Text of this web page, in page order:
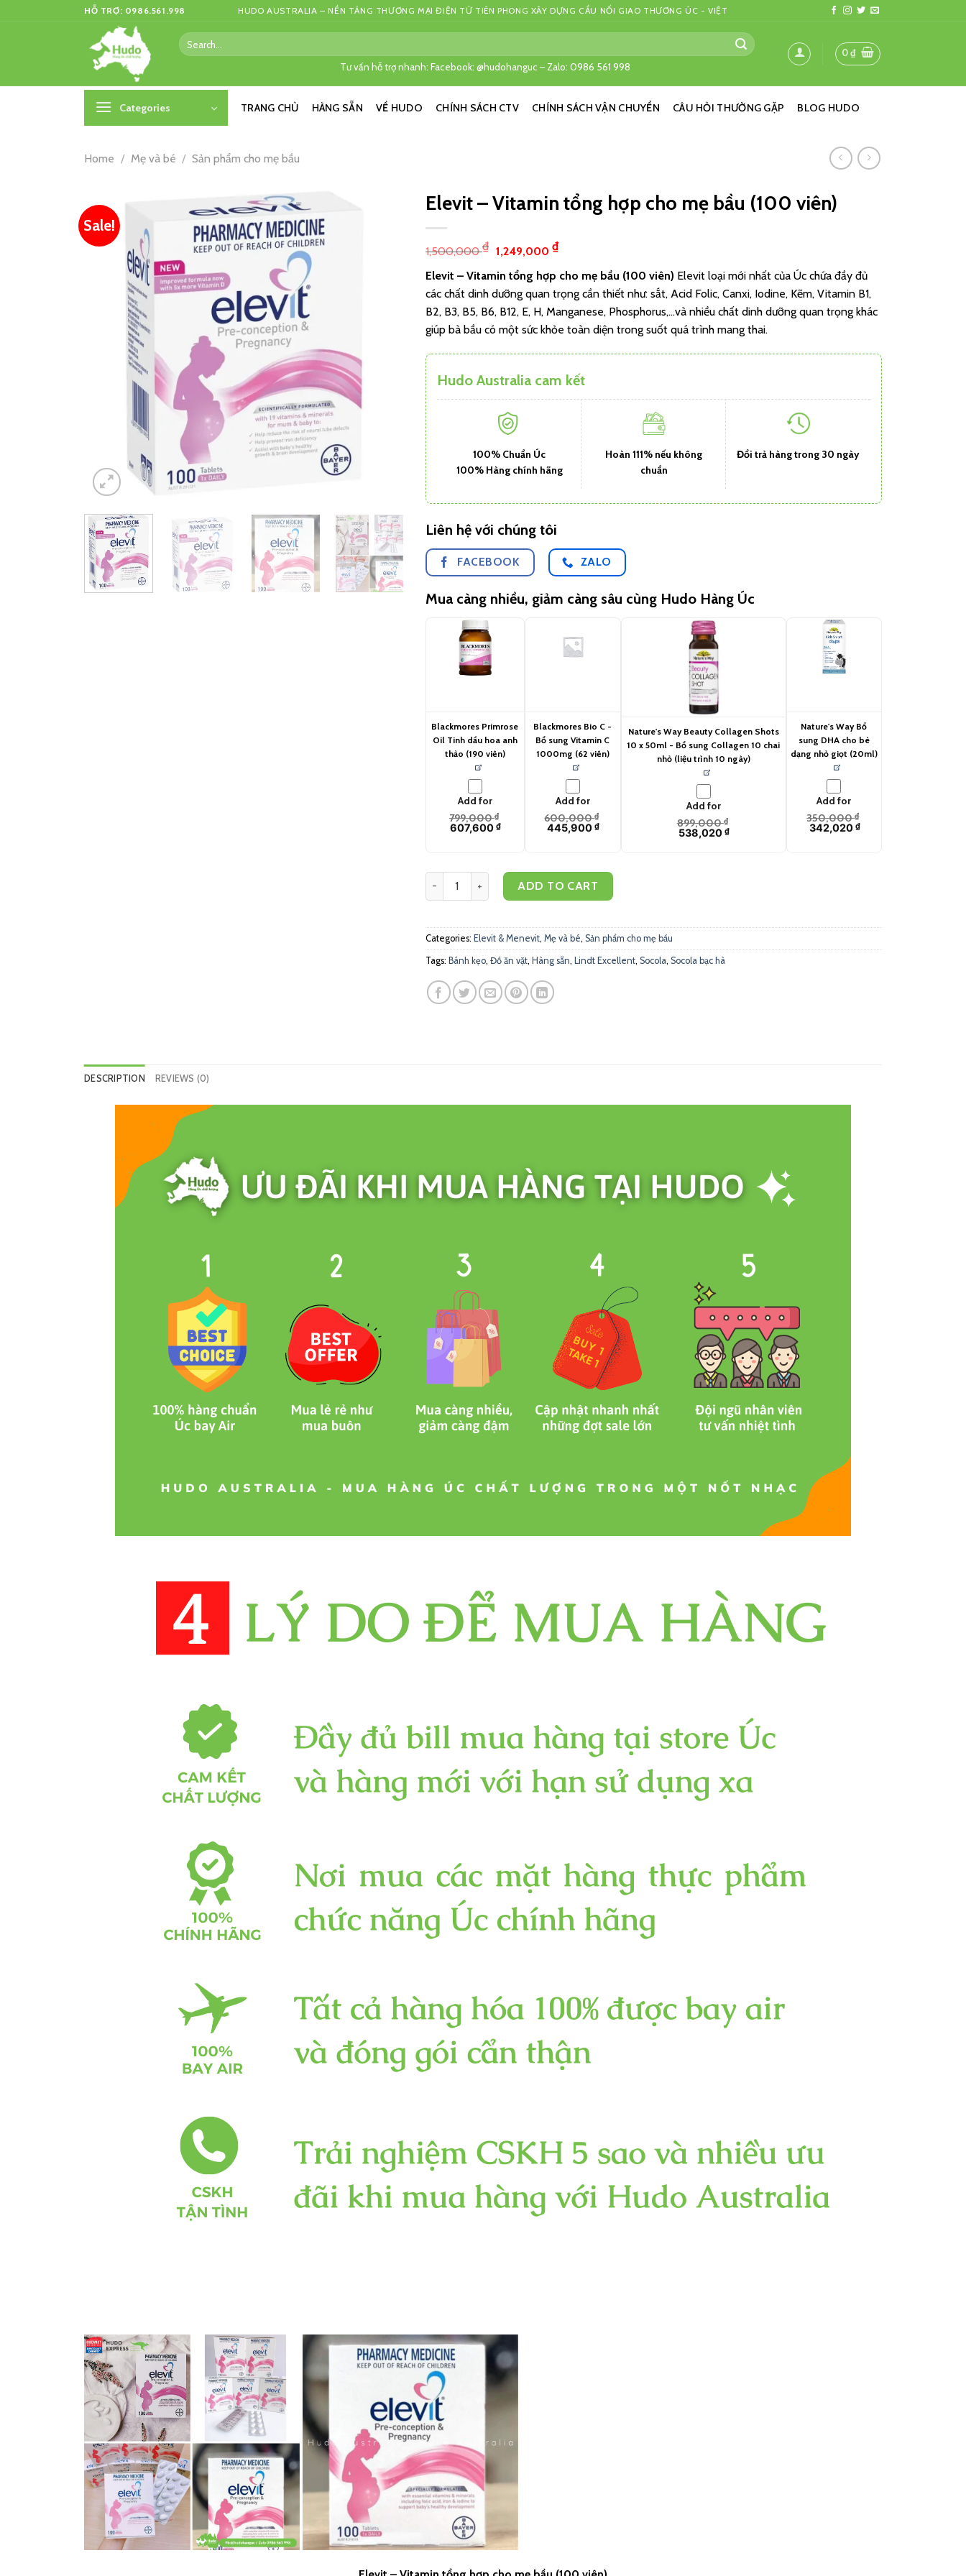
HỖ TRỢ: 0986.561.998 HUDO AUSTRALIA – NỀN TẢNG THƯƠNG MẠI ĐIỆN TỬ TIÊN PHONG XÂY DỰNG CẦU NỐI GIAO THƯƠNG ÚC - VIỆT
Search
for:
Tư vấn hỗ trợ nhanh: Facebook: @hudohanguc – Zalo: 0986 561 998
0₫
Categories TRANG CHỦ HÀNG SẴN VỀ HUDO CHÍNH SÁCH CTV CHÍNH SÁCH VẬN CHUYỂN CÂU HỎI THƯỜNG GẶP BLOG HUDO
Home / Mẹ và bé / Sản phẩm cho mẹ bầu
Sale!
Elevit – Vitamin tổng hợp cho mẹ bầu (100 viên)
1,500,000₫ 1,249,000 ₫
Elevit – Vitamin tổng hợp cho mẹ bầu (100 viên) Elevit loại mới nhất của Úc chứa đầy đủ
các chất dinh dưỡng quan trọng cần thiết như: sắt, Acid Folic, Canxi, Iodine, Kẽm, Vitamin B1,
B2, B3, B5, B6, B12, E, H, Manganese, Phosphorus,…và nhiều chất dinh dưỡng quan trọng khác
giúp bà bầu có một sức khỏe toàn diện trong suốt quá trình mang thai.
Hudo Australia cam kết
100% Chuẩn Úc
100% Hàng chính hãng
Hoàn 111% nếu không
chuẩn
Đổi trả hàng trong 30 ngày
Liên hệ với chúng tôi
FACEBOOK ZALO
Mua càng nhiều, giảm càng sâu cùng Hudo Hàng Úc
Blackmores Primrose
Oil Tinh dầu hoa anh
thảo (190 viên)
Add for
799,000₫
607,600₫
Blackmores Bio C -
Bổ sung Vitamin C
1000mg (62 viên)
Add for
600,000₫
445,900₫
Nature's Way Beauty Collagen Shots
10 x 50ml - Bổ sung Collagen 10 chai
nhỏ (liệu trình 10 ngày)
Add for
899,000₫
538,020 ₫
Nature's Way Bổ
sung DHA cho bé
dạng nhỏ giọt (20ml)
Add for
350,000₫
342,020 ₫
Elevit - Vitamin tổng hợp cho mẹ bầu (100 viên) quantity
ADD TO CART
Categories: Elevit & Menevit, Mẹ và bé, Sản phẩm cho mẹ bầu
Tags: Bánh kẹo, Đồ ăn vặt, Hàng sẵn, Lindt Excellent, Socola, Socola bạc hà
DESCRIPTION REVIEWS (0)